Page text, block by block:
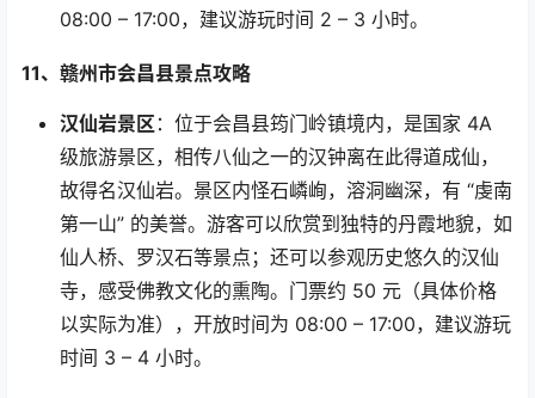
08:00 – 17:00，建议游玩时间 2 – 3 小时。
11、赣州市会昌县景点攻略
汉仙岩景区 ：位于会昌县筠门岭镇境内，是国家 4A
级旅游景区，相传八仙之一的汉钟离在此得道成仙，
故得名汉仙岩。景区内怪石嶙峋，溶洞幽深，有 “虔南
第一山” 的美誉。游客可以欣赏到独特的丹霞地貌，如
仙人桥、罗汉石等景点；还可以参观历史悠久的汉仙
寺，感受佛教文化的熏陶。门票约 50 元（具体价格
以实际为准），开放时间为 08:00 – 17:00，建议游玩
时间 3 – 4 小时。